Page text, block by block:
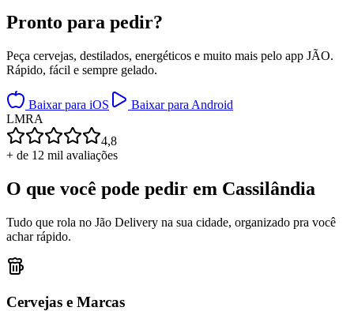
Pronto para pedir?
Peça cervejas, destilados, energéticos e muito mais pelo app JÃO.
Rápido, fácil e sempre gelado.
Baixar para iOS
Baixar para Android
LMRA
4,8
+ de 12 mil avaliações
O que você pode pedir em Cassilândia
Tudo que rola no Jão Delivery na sua cidade, organizado pra você
achar rápido.
Cervejas e Marcas